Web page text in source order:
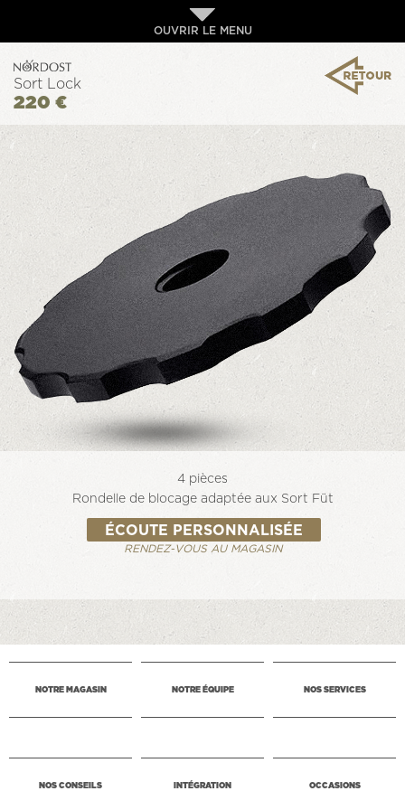
OUVRIR LE MENU
Sort Lock
220 €
4 pièces
Rondelle de blocage adaptée aux Sort Füt
ÉCOUTE PERSONNALISÉE
RENDEZ-VOUS AU MAGASIN
NOTRE MAGASIN NOTRE ÉQUIPE NOS SERVICES
NOS CONSEILS INTÉGRATION OCCASIONS